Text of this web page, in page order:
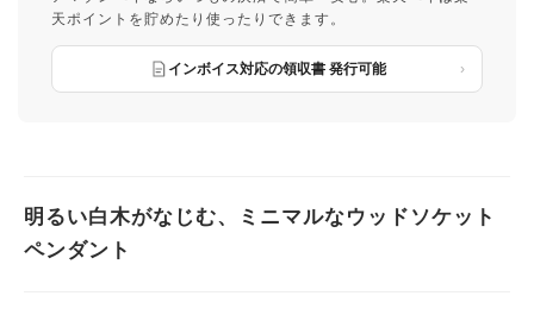
天ポイントを貯めたり使ったりできます。
インボイス対応の領収書 発行可能
明るい白木がなじむ、ミニマルなウッドソケット
ペンダント